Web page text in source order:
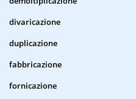
divaricazione
duplicazione
fabbricazione
fornicazione